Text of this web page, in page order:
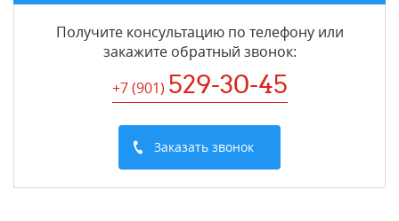
Получите консультацию по телефону или
закажите обратный звонок:
+7 (901) 529-30-45
Заказать звонок